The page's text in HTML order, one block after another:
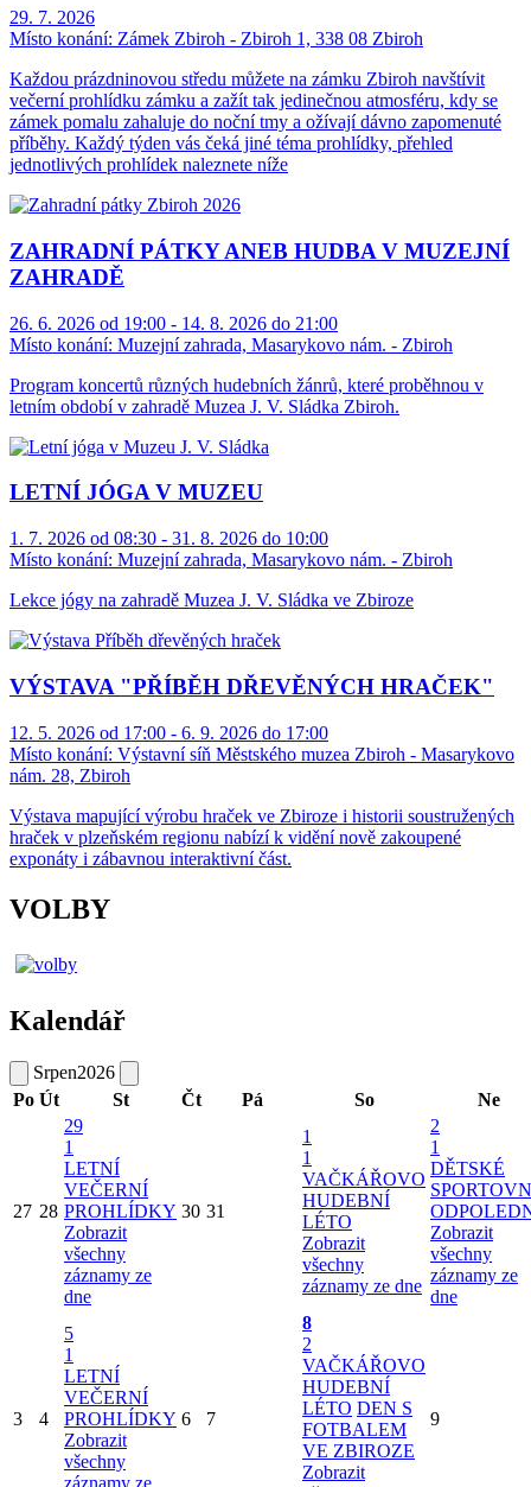
29. 7. 2026
Místo konání: Zámek Zbiroh - Zbiroh 1, 338 08 Zbiroh
Každou prázdninovou středu můžete na zámku Zbiroh navštívit
večerní prohlídku zámku a zažít tak jedinečnou atmosféru, kdy se
zámek pomalu zahaluje do noční tmy a ožívají dávno zapomenuté
příběhy. Každý týden vás čeká jiné téma prohlídky, přehled
jednotlivých prohlídek naleznete níže
ZAHRADNÍ PÁTKY ANEB HUDBA V MUZEJNÍ
ZAHRADĚ
26. 6. 2026 od 19:00 - 14. 8. 2026 do 21:00
Místo konání: Muzejní zahrada, Masarykovo nám. - Zbiroh
Program koncertů různých hudebních žánrů, které proběhnou v
letním období v zahradě Muzea J. V. Sládka Zbiroh.
LETNÍ JÓGA V MUZEU
1. 7. 2026 od 08:30 - 31. 8. 2026 do 10:00
Místo konání: Muzejní zahrada, Masarykovo nám. - Zbiroh
Lekce jógy na zahradě Muzea J. V. Sládka ve Zbiroze
VÝSTAVA "PŘÍBĚH DŘEVĚNÝCH HRAČEK"
12. 5. 2026 od 17:00 - 6. 9. 2026 do 17:00
Místo konání: Výstavní síň Městského muzea Zbiroh - Masarykovo
nám. 28, Zbiroh
Výstava mapující výrobu hraček ve Zbiroze i historii soustružených
hraček v plzeňském regionu nabízí k vidění nově zakoupené
exponáty i zábavnou interaktivní část.
VOLBY
Kalendář
Srpen2026
Po Út St Čt Pá So Ne
27 28
29
1
LETNÍ
VEČERNÍ
PROHLÍDKY
Zobrazit
všechny
záznamy ze
dne
30 31
1
1
VAČKÁŘOVO
HUDEBNÍ
LÉTO
Zobrazit
všechny
záznamy ze dne
2
1
DĚTSKÉ
Zobrazit
všechny
záznamy ze
dne
3 4
5
1
LETNÍ
VEČERNÍ
PROHLÍDKY
Zobrazit
všechny
6 7
8
2
VAČKÁŘOVO
HUDEBNÍ
LÉTO DEN S
FOTBALEM
VE ZBIROZE
Zobrazit
9